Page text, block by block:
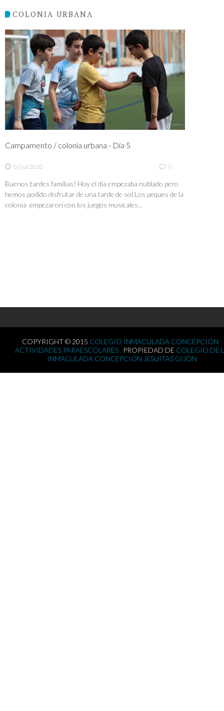
COLONIA URBANA
Campamento / colonia urbana - Día 5
03 jul 2020 0
Buenos tardes familias! Hoy el día empezaba nublado pero
hemos podido disfrutar de una tarde de sol.Los peques de la
colonia empezaron con los juegos musicales...
COPYRIGHT © 2015 COLEGIO INMACULADA CONCEPCIÓN -
ACTIVIDADES PARAESCOLARES . PROPIEDAD DE COLEGIO DE
INMACULADA CONCEPCIÓN JESUITAS GIJÓN